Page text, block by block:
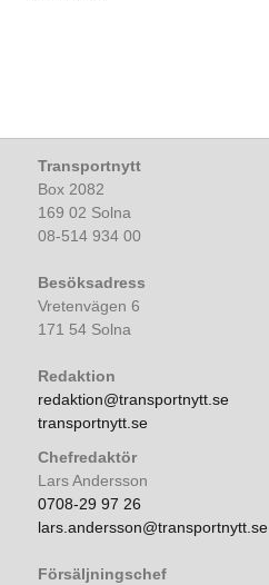
Transportnytt
Box 2082
169 02 Solna
08-514 934 00
Besöksadress
Vretenvägen 6
171 54 Solna
Redaktion
redaktion@transportnytt.se
transportnytt.se
Chefredaktör
Lars Andersson
0708-29 97 26
lars.andersson@transportnytt.se
Försäljningschef